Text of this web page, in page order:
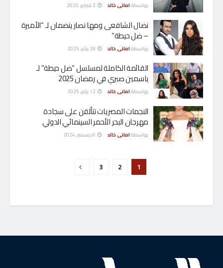
بواسطةامانى خالد
نضال الشافعى ومها نصار ينضمان لـ “الأميرة
– ضل حيطة”
بواسطةامانى خالد
القائمة الكاملة لمسلسل “ضل حيطة” لـ
ياسمين صبري في رمضان 2025
بواسطةامانى خالد
النجمات المصريات تتألقن على سجادة
مهرجان البحر الأحمر السينمائي الدولي
بواسطةامانى خالد
1
2
3